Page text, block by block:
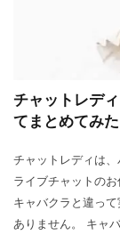
チャットレデ
てまとめてみた
チャットレディは
ライブチャットの
キャバクラと違っ
ありません。 キャ